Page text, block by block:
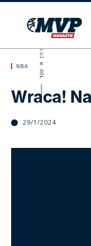
NBA
Wraca!
29/1/2024
SKROLUJ W DÓŁ